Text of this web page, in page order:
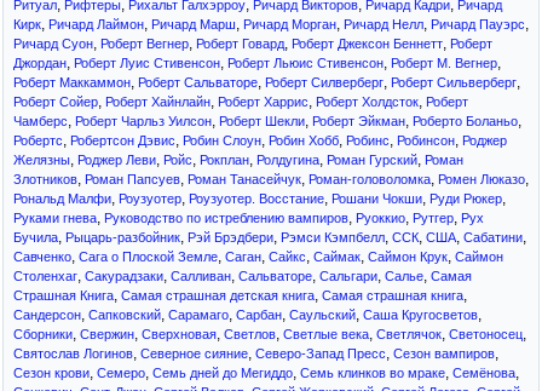
Ритуал, Рифтеры, Рихальт Галхэрроу, Ричард Викторов, Ричард Кадри, Ричард
Кирк, Ричард Лаймон, Ричард Марш, Ричард Морган, Ричард Нелл, Ричард Пауэрс,
Ричард Суон, Роберт Вегнер, Роберт Говард, Роберт Джексон Беннетт, Роберт
Джордан, Роберт Луис Стивенсон, Роберт Льюис Стивенсон, Роберт М. Вегнер,
Роберт Маккаммон, Роберт Сальваторе, Роберт Силверберг, Роберт Сильверберг,
Роберт Сойер, Роберт Хайнлайн, Роберт Харрис, Роберт Холдсток, Роберт
Чамберс, Роберт Чарльз Уилсон, Роберт Шекли, Роберт Эйкман, Роберто Боланьо,
Робертс, Робертсон Дэвис, Робин Слоун, Робин Хобб, Робинс, Робинсон, Роджер
Желязны, Роджер Леви, Ройс, Рокплан, Ролдугина, Роман Гурский, Роман
Злотников, Роман Папсуев, Роман Танасейчук, Роман-головоломка, Ромен Люказо,
Рональд Малфи, Роузуотер, Роузуотер. Восстание, Рошани Чокши, Руди Рюкер,
Руками гнева, Руководство по истреблению вампиров, Руоккио, Рутгер, Рух
Бучила, Рыцарь-разбойник, Рэй Брэдбери, Рэмси Кэмпбелл, ССК, США, Сабатини,
Савченко, Сага о Плоской Земле, Саган, Сайкс, Саймак, Саймон Крук, Саймон
Столенхаг, Сакурадзаки, Салливан, Сальваторе, Сальгари, Салье, Самая
Страшная Книга, Самая страшная детская книга, Самая страшная книга,
Сандерсон, Сапковский, Сарамаго, Сарбан, Саульский, Саша Кругосветов,
Сборники, Свержин, Сверхновая, Светлов, Светлые века, Светлячок, Светоносец,
Святослав Логинов, Северное сияние, Северо-Запад Пресс, Сезон вампиров,
Сезон крови, Семеро, Семь дней до Мегиддо, Семь клинков во мраке, Семёнова,